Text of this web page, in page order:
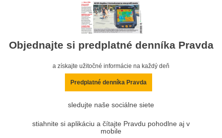
Objednajte si predplatné denníka Pravda
a získajte užitočné informácie na každý deň
Predplatné denníka Pravda
sledujte naše sociálne siete
stiahnite si aplikáciu a čítajte Pravdu pohodlne aj v
mobile